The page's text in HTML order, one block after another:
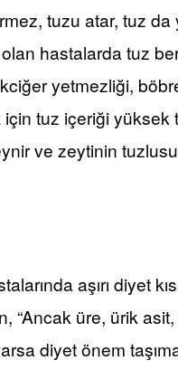
tuzu atar, tuz da
hastalarda tuz
yetmezliği,
tuz içeriği yüksek
ve zeytinin
aşırı diyet
“Ancak üre, ürik
diyet önem